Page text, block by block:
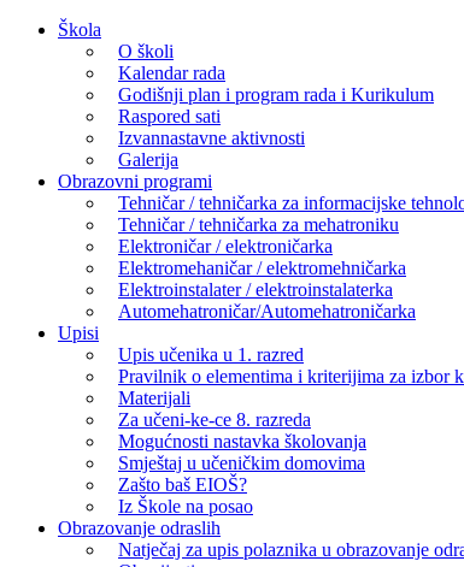
Skip
Škola
O školi
Kalendar rada
Godišnji plan i program rada i Kurikulum
Raspored sati
Izvannastavne aktivnosti
Galerija
Obrazovni programi
Tehničar / tehničarka za informacijske
Tehničar / tehničarka za mehatroniku
Elektroničar / elektroničarka
Elektromehaničar / elektromehničarka
Elektroinstalater / elektroinstalaterka
Automehatroničar/Automehatroničarka
Upisi
Upis učenika u 1. razred
Pravilnik o elementima i kriterijima za izbor
Materijali
Za učeni-ke-ce 8. razreda
Mogućnosti nastavka školovanja
Smještaj u učeničkim domovima
Zašto baš EIOŠ?
Iz Škole na posao
Obrazovanje odraslih
Natječaj za upis polaznika u obrazovanje